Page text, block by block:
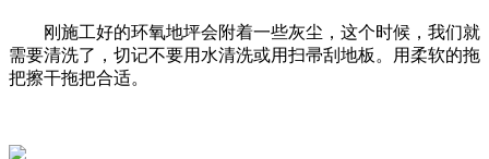
刚施工好的环氧地坪会附着一些灰尘，这个时候，我们就
需要清洗了，切记不要用水清洗或用扫帚刮地板。用柔软的拖
把擦干拖把合适。